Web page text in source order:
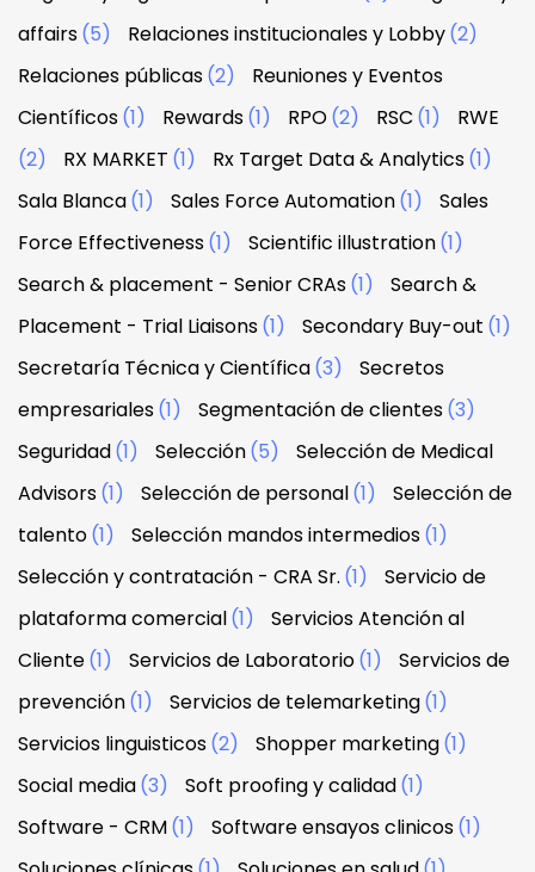
affairs(5) Relaciones institucionales y Lobby(2)
Relaciones públicas(2)
Reuniones y Eventos
Científicos(1) Rewards(1) RPO(2) RSC (1)
RWE
(2)
RX MARKET (1) Rx Target Data & Analytics(1)
Sala Blanca(1) Sales Force Automation(1)
Sales
Force Effectiveness(1) Scientific illustration(1)
Search & placement - Senior CRAs(1)
Search &
Placement - Trial Liaisons(1) Secondary Buy-out (1)
Secretaría Técnica y Científica(3)
Secretos
empresariales(1) Segmentación de clientes(3)
Seguridad(1) Selección(5)
Selección de Medical
Advisors(1) Selección de personal(1)
Selección de
talento(1) Selección mandos intermedios(1)
Selección y contratación - CRA Sr. (1)
Servicio de
plataforma comercial(1)
Servicios Atención al
Cliente(1) Servicios de Laboratorio(1)
Servicios de
prevención(1) Servicios de telemarketing(1)
Servicios linguisticos(2) Shopper marketing(1)
Social media(3) Soft proofing y calidad(1)
Software - CRM(1) Software ensayos clinicos(1)